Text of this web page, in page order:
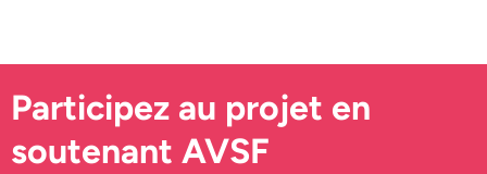
Participez au projet en
soutenant AVSF